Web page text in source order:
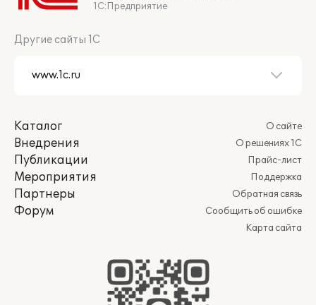
1С:Предприятие
Другие сайты 1С
Каталог
Внедрения
Публикации
Мероприятия
Партнеры
Форум
О сайте
О решениях 1С
Прайс-лист
Поддержка
Обратная связь
Сообщить об ошибке
Карта сайта